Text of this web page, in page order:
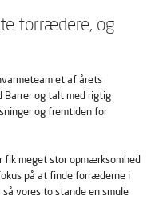
forrædere, og
et af årets
Barrer og talt med rigtig
og fremtiden for
fik meget stor opmærksomhed
på at finde forræderne i
vores to stande en smule